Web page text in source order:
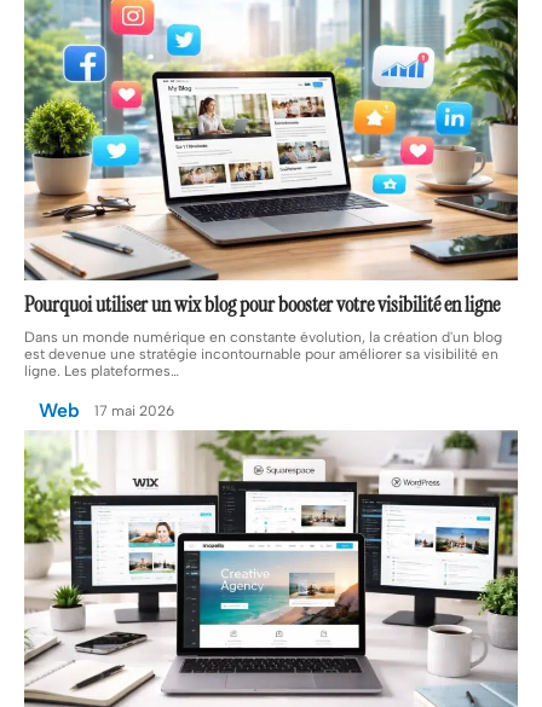
Pourquoi utiliser un wix blog pour booster votre visibilité en ligne
Dans un monde numérique en constante évolution, la création d'un blog
est devenue une stratégie incontournable pour améliorer sa visibilité en
ligne. Les plateformes…
Web 17 mai 2026